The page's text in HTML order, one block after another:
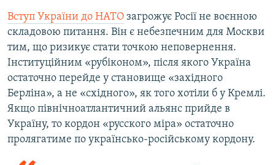
Вступ України до НАТО загрожує Росії не воєнною
складовою питання. Він є небезпечним для Москви
тим, що ризикує стати точкою неповернення.
Інституційним «рубіконом», після якого Україна
остаточно перейде у становище «західного
Берліна», а не «східного», як того хотіли б у Кремлі.
Якщо північноатлантичний альянс прийде в
Україну, то кордон «русского міра» остаточно
пролягатиме по українсько-російському кордону.